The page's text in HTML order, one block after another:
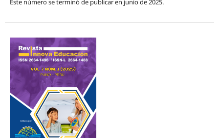
Este número se terminó de publicar en junio de 2025.